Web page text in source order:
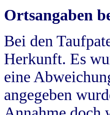
Ortsangaben
Bei den
Herkunft. Es
eine
angegeben